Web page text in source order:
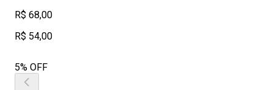
R$ 68,00
R$ 54,00
5% OFF